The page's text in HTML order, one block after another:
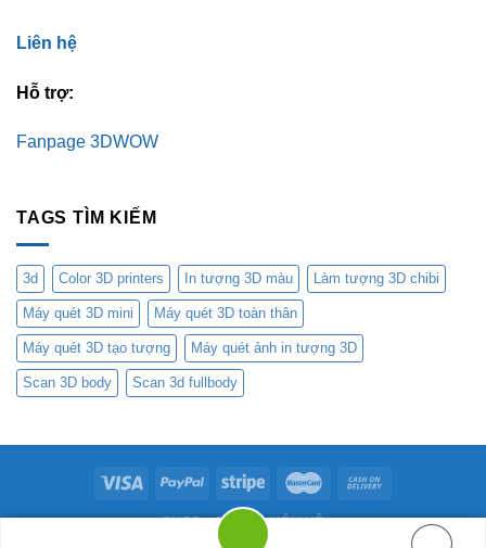
Liên hệ
Hỗ trợ:
Fanpage 3DWOW
TAGS TÌM KIẾM
3d Color 3D printers In tượng 3D màu Làm tượng 3D chibi
Máy quét 3D mini Máy quét 3D toàn thân
Máy quét 3D tạo tượng Máy quét ảnh in tượng 3D
Scan 3D body Scan 3d fullbody
SHOP BLOG LIÊN HỆ